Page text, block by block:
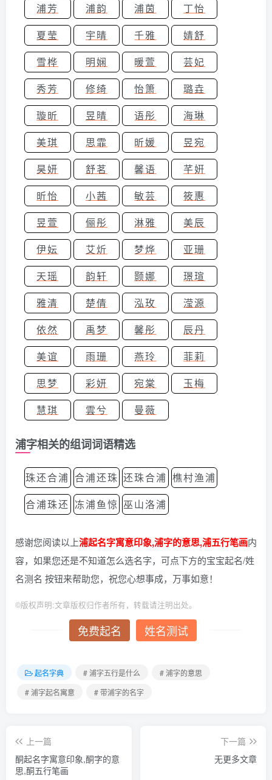
浦芳
浦韵 浦茵
丁怡
夏莹
宇晴 千雅
婧舒
雪桦
明娴 暖萱
芸妃
秀芳
修绮 怡箫
璐垚
璇昕
昱晴 语彤
海琳
美琪
思霏 昕媛
昱宛
昊妍
舒茗 馨语
芊姸
昕怡
小茜 敏芸
筱惠
昱萱
俪彤 淋雅
美辰
伊妘
艾炘 梦烨
亚珊
天瑶
韵轩 颢娜
璟瑄
雅清
楚倩 泓玫
滢源
依然
禹梦 馨彤
辰丹
美谊
雨珊 燕玲
菲莉
思梦
彩妍 宛棠
玉梅
慧琪
雲兮 曼薇
浦字相关的组词词语精选
珠还合浦 合浦还珠 还珠合浦 樵村渔浦
合浦珠还 冻浦鱼惊 巫山洛浦
感谢您阅读以上浦起名字寓意印象,浦字的意思,浦五行笔画内
容，如果您还是不知道怎么选名字，可点下方的宝宝起名/姓
名测名 按钮来帮助您，祝您心想事成，万事如意！
©版权声明:文章版权归作者所有，转载请注明出处。
免费起名 姓名测试
起名字典 # 浦字五行是什么
# 浦字的意思
# 浦字起名寓意
# 带浦字的名字
上一篇
酮起名字寓意印象,酮字的意
思,酮五行笔画
下一篇
无更多文章